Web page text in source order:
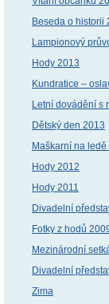
Beseda o historii
Lampionový
Hody 2013
Kundratice –
Letní dovádění s
Dětský den 2013
Maškarní na ledě
Hody 2012
Hody 2011
Divadelní
Fotky z hodů
Mezinárodní
Divadelní
Zima